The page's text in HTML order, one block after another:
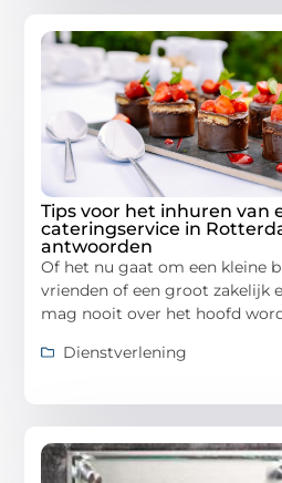
Tips voor het inhuren van
cateringservice in
antwoorden
Of het nu gaat om een ​​kleine
vrienden of een groot zakelijk
mag nooit over het hoofd
Dienstverlening